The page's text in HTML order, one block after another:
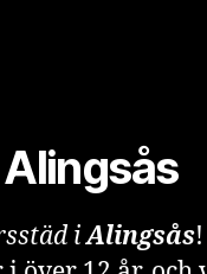
iAlingsås